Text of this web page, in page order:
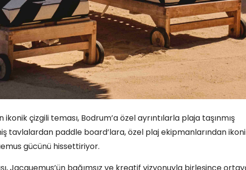
çizgili teması, Bodrum’a özel ayrıntılarla plaja taşınmış
tavlalardan paddle board’lara, özel plaj ekipmanlarından
gücünü hissettiriyor.
Jacquemus’ün bağımsız ve kreatif vizyonuyla birleşince